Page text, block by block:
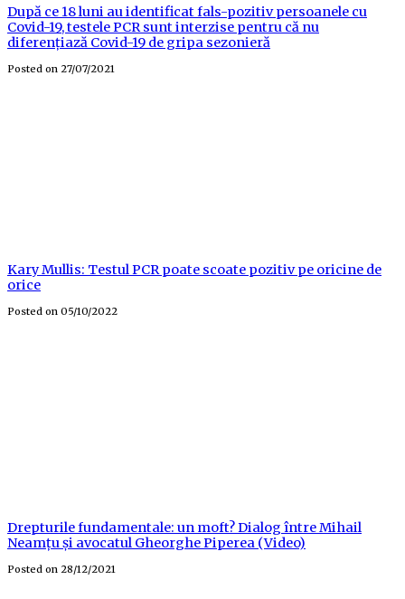
După ce 18 luni au identificat fals-pozitiv persoanele cu
Covid-19, testele PCR sunt interzise pentru că nu
diferențiază Covid-19 de gripa sezonieră
Posted on 27/07/2021
Kary Mullis: Testul PCR poate scoate pozitiv pe oricine de
orice
Posted on 05/10/2022
Drepturile fundamentale: un moft? Dialog între Mihail
Neamțu și avocatul Gheorghe Piperea (Video)
Posted on 28/12/2021